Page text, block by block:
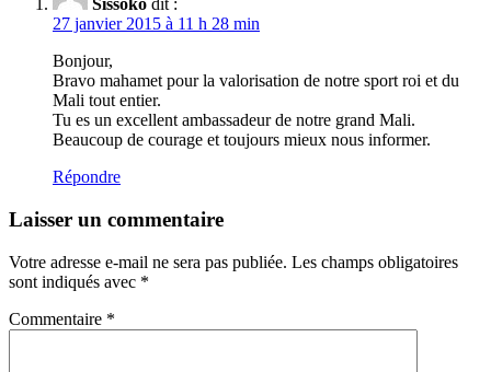
Sissoko dit :
27 janvier 2015 à 11 h 28 min
Bonjour,
Bravo mahamet pour la valorisation de notre sport roi et du
Mali tout entier.
Tu es un excellent ambassadeur de notre grand Mali.
Beaucoup de courage et toujours mieux nous informer.
Répondre
Laisser un commentaire
Votre adresse e-mail ne sera pas publiée. Les champs obligatoires
sont indiqués avec *
Commentaire *